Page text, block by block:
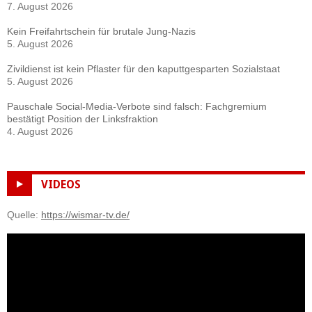
7. August 2026
Kein Freifahrtschein für brutale Jung-Nazis
5. August 2026
Zivildienst ist kein Pflaster für den kaputtgesparten Sozialstaat
5. August 2026
Pauschale Social-Media-Verbote sind falsch: Fachgremium
bestätigt Position der Linksfraktion
4. August 2026
VIDEOS
Quelle: https://wismar-tv.de/